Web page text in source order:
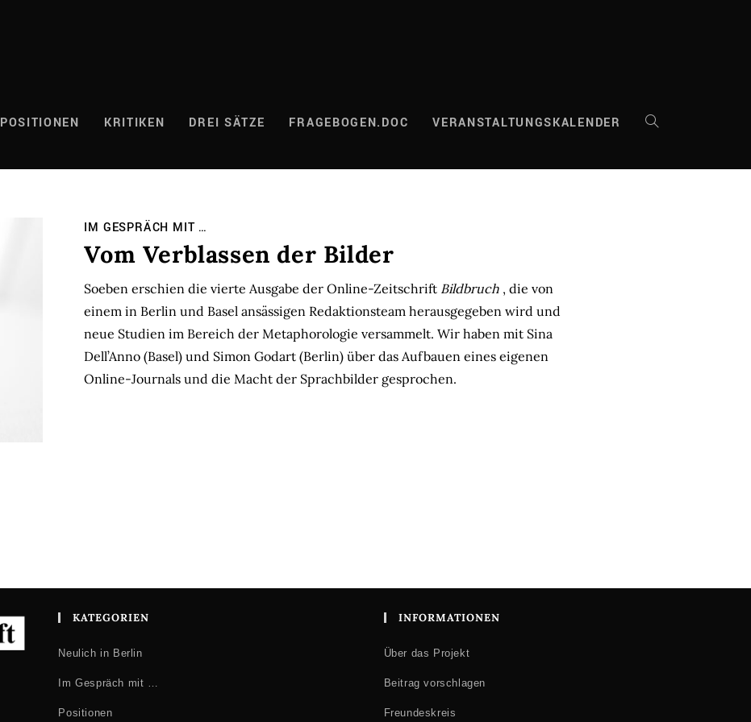
POSITIONEN KRITIKEN DREI SÄTZE FRAGEBOGEN.DOC VERANSTALTUNGSKALENDER WEBSITE-
IM GESPRÄCH MIT …
Vom Verblassen der Bilder
Soeben erschien die vierte Ausgabe der Online-Zeitschrift Bildbruch , die von
einem in Berlin und Basel ansässigen Redaktionsteam herausgegeben wird und
neue Studien im Bereich der Metaphorologie versammelt. Wir haben mit Sina
Dell’Anno (Basel) und Simon Godart (Berlin) über das Aufbauen eines eigenen
Online-Journals und die Macht der Sprachbilder gesprochen.
KATEGORIEN
Neulich in Berlin
Im Gespräch mit …
Positionen
INFORMATIONEN
Über das Projekt
Beitrag vorschlagen
Freundeskreis